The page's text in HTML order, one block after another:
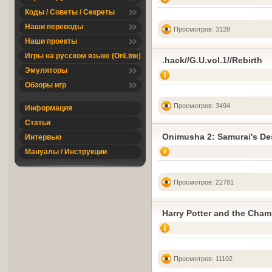
Коды / Советы / Секреты
Наши переводы
Наши проекты
Игры на русском языке (OnLine)
Эмуляторы
Обзоры игр
Информация
Статьи
Интервью
Мануалы / Инструкции
Просмотров: 3128
.hack//G.U.vol.1//Rebirth
Просмотров: 3494
Onimusha 2: Samurai's
Просмотров: 22781
Harry Potter and the
Просмотров: 11102